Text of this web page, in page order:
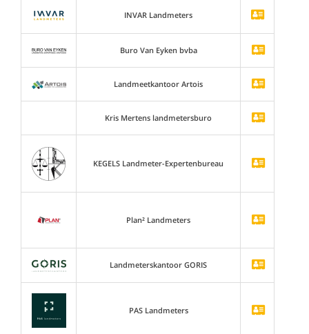
INVAR Landmeters
Buro Van Eyken bvba
Landmeetkantoor Artois
Kris Mertens landmetersburo
KEGELS Landmeter-Expertenbureau
Plan² Landmeters
Landmeterskantoor GORIS
PAS Landmeters